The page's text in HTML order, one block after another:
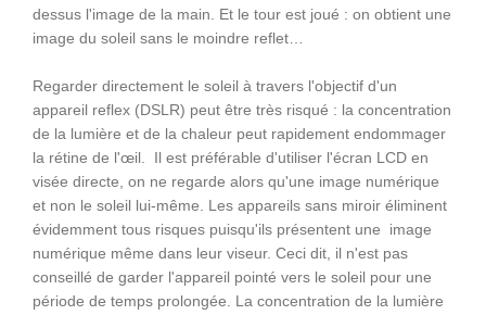
dessus l'image de la main. Et le tour est joué : on obtient une
image du soleil sans le moindre reflet…
Regarder directement le soleil à travers l'objectif d'un
appareil reflex (DSLR) peut être très risqué : la concentration
de la lumière et de la chaleur peut rapidement endommager
la rétine de l'œil. Il est préférable d'utiliser l'écran LCD en
visée directe, on ne regarde alors qu'une image numérique
et non le soleil lui-même. Les appareils sans miroir éliminent
évidemment tous risques puisqu'ils présentent une image
numérique même dans leur viseur. Ceci dit, il n'est pas
conseillé de garder l'appareil pointé vers le soleil pour une
période de temps prolongée. La concentration de la lumière